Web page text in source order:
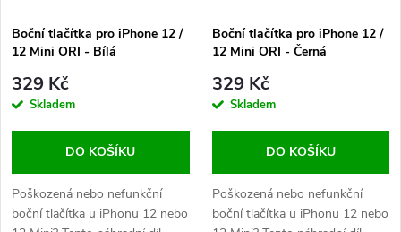
p
r
o
d
s
p
r
d
Boční tlačítka pro iPhone 12 /
12 Mini ORI - Bílá
329 Kč
Skladem
DO KOŠÍKU
Poškozená nebo nefunkční
boční tlačítka u iPhonu 12 nebo
Boční tlačítka pro iPhone 12 /
12 Mini ORI - Černá
329 Kč
Skladem
DO KOŠÍKU
Poškozená nebo nefunkční
boční tlačítka u iPhonu 12 nebo